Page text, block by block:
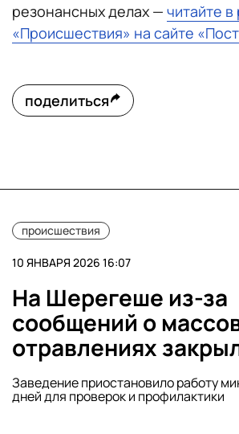
резонансных делах — читайте
«Происшествия» на сайте
поделиться
происшествия
10 ЯНВАРЯ 2026 16:07
На Шерегеше из-за
сообщений о
отравлениях
Заведение приостановило работу
дней для проверок и профилактики